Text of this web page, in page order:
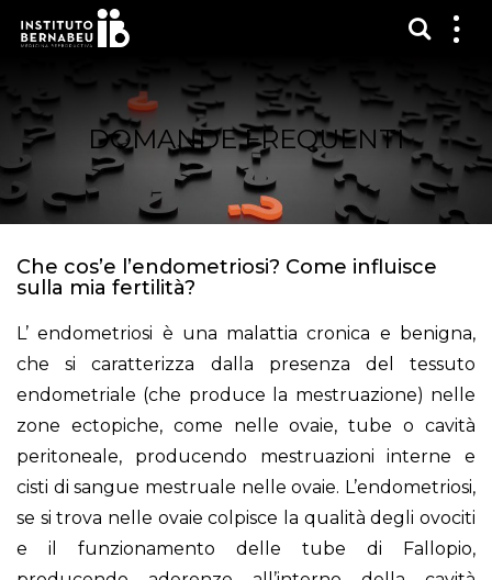
DOMANDE FREQUENTI
Che cos’e l’endometriosi? Come influisce
sulla mia fertilità?
L’ endometriosi è una malattia cronica e benigna,
che si caratterizza dalla presenza del tessuto
endometriale (che produce la mestruazione) nelle
zone ectopiche, come nelle ovaie, tube o cavità
peritoneale, producendo mestruazioni interne e
cisti di sangue mestruale nelle ovaie. L’endometriosi,
se si trova nelle ovaie colpisce la qualità degli ovociti
e il funzionamento delle tube di Fallopio,